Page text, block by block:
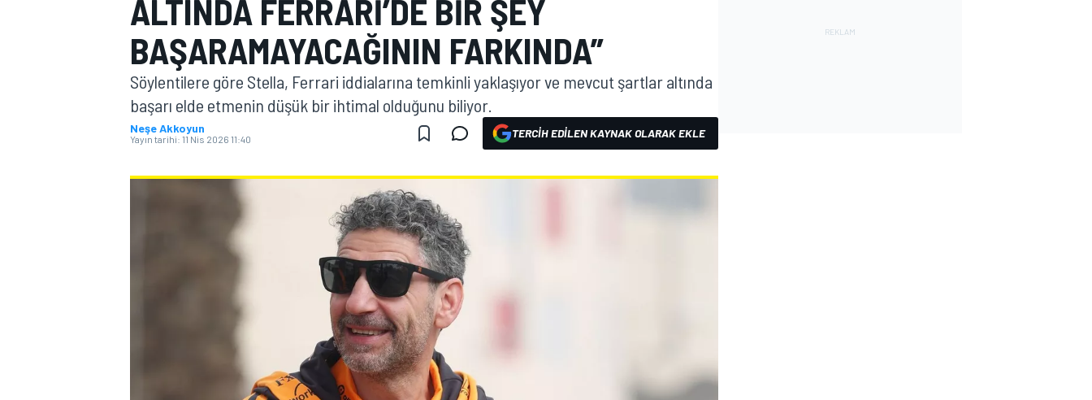
MOTOGP
ALTINDA FERRARI’DE BIR ŞEY
BAŞARAMAYACAĞININ FARKINDA”
Söylentilere göre Stella, Ferrari iddialarına temkinli yaklaşıyor ve mevcut şartlar altında
başarı elde etmenin düşük bir ihtimal olduğunu biliyor.
Neşe Akkoyun
Yayın tarihi: 11 Nis 2026 11:40 TERCIH EDILEN KAYNAK OLARAK EKLE